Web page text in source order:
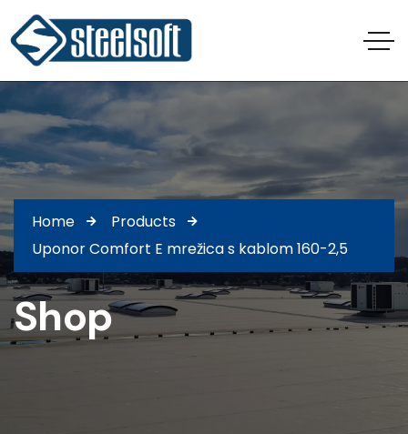
Home
Products
Uponor Comfort E mrežica s kablom 160-2,5
Shop